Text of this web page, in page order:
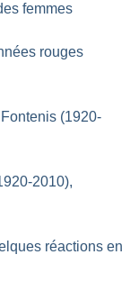
femmes
rouges
(1920-
2010),
réactions en